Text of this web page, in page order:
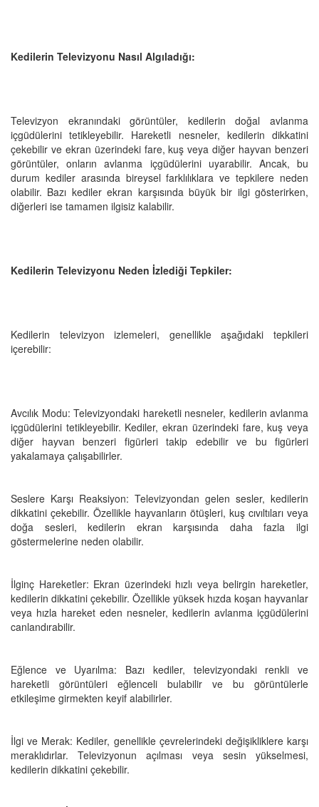
Kedilerin Televizyonu Nasıl Algıladığı:
Televizyon ekranındaki görüntüler, kedilerin doğal avlanma
içgüdülerini tetikleyebilir. Hareketli nesneler, kedilerin dikkatini
çekebilir ve ekran üzerindeki fare, kuş veya diğer hayvan benzeri
görüntüler, onların avlanma içgüdülerini uyarabilir. Ancak, bu
durum kediler arasında bireysel farklılıklara ve tepkilere neden
olabilir. Bazı kediler ekran karşısında büyük bir ilgi gösterirken,
diğerleri ise tamamen ilgisiz kalabilir.
Kedilerin Televizyonu Neden İzlediği Tepkiler:
Kedilerin televizyon izlemeleri, genellikle aşağıdaki tepkileri
içerebilir:
Avcılık Modu: Televizyondaki hareketli nesneler, kedilerin avlanma
içgüdülerini tetikleyebilir. Kediler, ekran üzerindeki fare, kuş veya
diğer hayvan benzeri figürleri takip edebilir ve bu figürleri
yakalamaya çalışabilirler.
Seslere Karşı Reaksiyon: Televizyondan gelen sesler, kedilerin
dikkatini çekebilir. Özellikle hayvanların ötüşleri, kuş cıvıltıları veya
doğa sesleri, kedilerin ekran karşısında daha fazla ilgi
göstermelerine neden olabilir.
İlginç Hareketler: Ekran üzerindeki hızlı veya belirgin hareketler,
kedilerin dikkatini çekebilir. Özellikle yüksek hızda koşan hayvanlar
veya hızla hareket eden nesneler, kedilerin avlanma içgüdülerini
canlandırabilir.
Eğlence ve Uyarılma: Bazı kediler, televizyondaki renkli ve
hareketli görüntüleri eğlenceli bulabilir ve bu görüntülerle
etkileşime girmekten keyif alabilirler.
İlgi ve Merak: Kediler, genellikle çevrelerindeki değişikliklere karşı
meraklıdırlar. Televizyonun açılması veya sesin yükselmesi,
kedilerin dikkatini çekebilir.